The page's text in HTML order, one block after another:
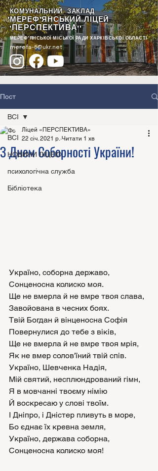
КОМУНАЛЬНИЙ ЗАКЛАД
"МЕРЕФ'ЯНСЬКИЙ ЛІЦЕЙ
"ПЕРСПЕКТИВА""
МЕРЕФ'ЯНСЬКОЇ МІСЬКОЇ РАДИ ХАРКІВСЬКОЇ ОБЛАСТІ
merefa-6@ukr.net
Пост
ВСІ
НОВИНИ ЛІЦЕЮ
психологічна служба
Бібліотека
ВСІ
З Днем Соборності України!
Ліцей «ПЕРСПЕКТИВА»
22 січ. 2021 р. Читати 1 хв
Україно, соборна державо,
Сонценосна колиско моя.
Ще не вмерла й не вмре твоя слава,
Завойована в чесних боях.
Твій Богдан й вінценосна Софія
Повернулися до тебе з віків,
Ще не вмерла й не вмре твоя мрія,
Як не вмер солов'їний твій спів.
Україно, Шевченка Надія,
Мій святий, несплюндрований гімн,
Я в мовчанні твоєму німію
Й воскресаю у слові твоїм.
І Дніпро, і Дністер пливуть в море,
Бо єднає їх кревна земля,
Україно, держава соборна,
Сонценосна колиско моя!